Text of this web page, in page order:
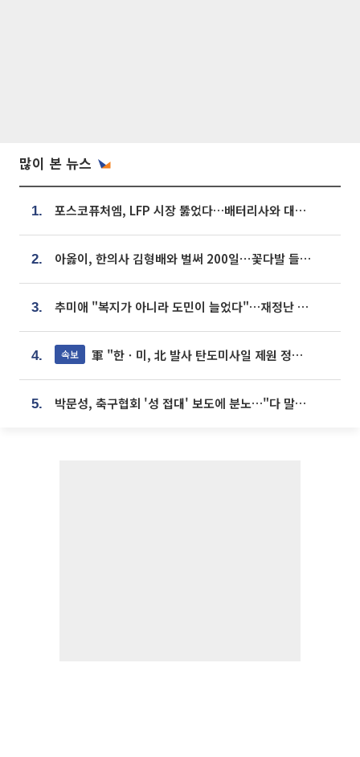
많이 본 뉴스
1. 포스코퓨처엠, LFP 시장 뚫었다…배터리사와 대규모 장기 공급 합의
2. 아옳이, 한의사 김형배와 벌써 200일⋯꽃다발 들고 "프러포즈 아냐"
3. 추미애 "복지가 아니라 도민이 늘었다"…재정난 책임론 정면돌파
4. 속보 軍 "한ㆍ미, 北 발사 탄도미사일 제원 정밀분석 중"
5. 박문성, 축구협회 '성 접대' 보도에 분노…"다 말아먹으려고 작정했나"